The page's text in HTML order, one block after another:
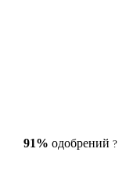
91% одобрений ?